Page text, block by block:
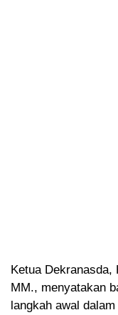
Ketua Dekranasda,
MM., menyatakan
langkah awal